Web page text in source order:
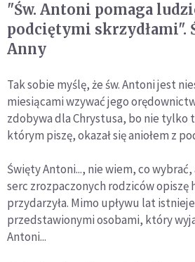
"Św. Antoni pomaga
podciętymi skrzydłami".
Anny
Tak sobie myślę, że św. Antoni jest
miesiącami wzywać jego
zdobywa dla Chrystusa, bo nie tylko
którym piszę, okazał się aniołem z
Święty Antoni..., nie wiem, co
serc zrozpaczonych rodziców opiszę
przydarzyła. Mimo upływu lat
przedstawionymi osobami, który
Antoni...